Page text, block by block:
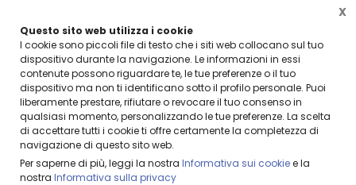
Questo sito web utilizza i cookie
I cookie sono piccoli file di testo che i siti web collocano sul tuo
dispositivo durante la navigazione. Le informazioni in essi
contenute possono riguardare te, le tue preferenze o il tuo
dispositivo ma non ti identificano sotto il profilo personale. Puoi
liberamente prestare, rifiutare o revocare il tuo consenso in
qualsiasi momento, personalizzando le tue preferenze. La scelta
di accettare tutti i cookie ti offre certamente la completezza di
navigazione di questo sito web.
Per saperne di più, leggi la nostra Informativa sui cookiee la
nostra Informativa sulla privacy
X
BENVENUTI DA LEANZA GROUP
Home Prodotti & Servizi EDILIZIA MANUFATTI IN CEMENTO